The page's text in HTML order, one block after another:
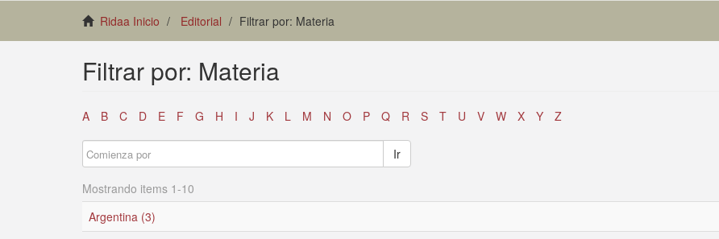
Ridaa Inicio Editorial Filtrar por: Materia
Filtrar por: Materia
A B C D E F G H I J K L M N O P Q R S T U V W X Y Z
Ir
Mostrando items 1-10
Argentina (3)